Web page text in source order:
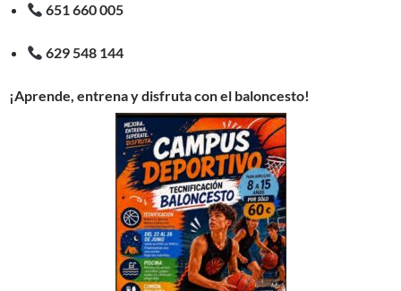
651 660 005
629 548 144
¡Aprende, entrena y disfruta con el baloncesto!